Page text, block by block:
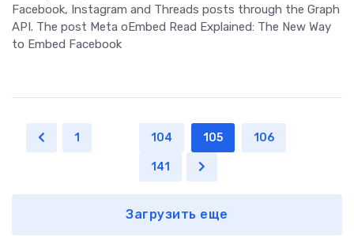
Facebook, Instagram and Threads posts through the Graph
API. The post Meta oEmbed Read Explained: The New Way
to Embed Facebook
1 104 105 106
141
Загрузить еще